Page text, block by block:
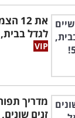
את
לגדל
מדריך
זנים